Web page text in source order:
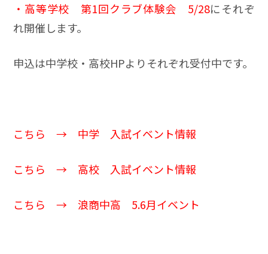
・高等学校 第1回クラブ体験会 5/28にそれぞ
れ開催します。
申込は中学校・高校HPよりそれぞれ受付中です。
こちら → 中学 入試イベント情報
こちら → 高校 入試イベント情報
こちら →浪商中高 5.6月イベント